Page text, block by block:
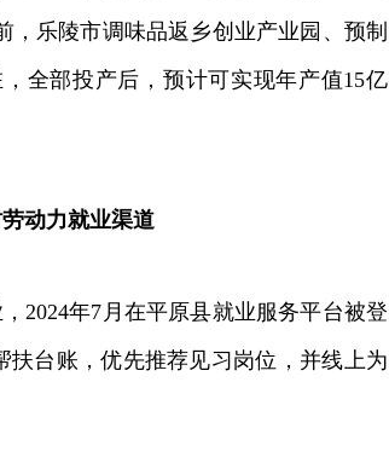
乐陵市调味品返乡创业产业园、预制
全部投产后，预计可实现年产值15亿
动力就业渠道
年7月在平原县就业服务平台被登
扶台账，优先推荐见习岗位，并线上为